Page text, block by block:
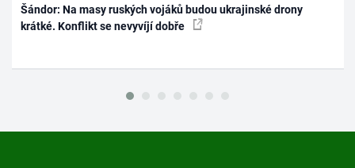
Šándor: Na masy ruských vojáků budou ukrajinské drony
krátké. Konflikt se nevyvíjí dobře